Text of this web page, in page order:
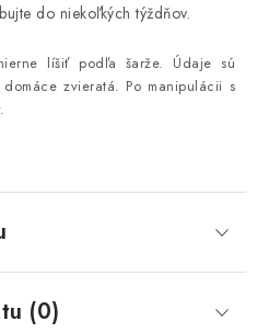
do niekoľkých týždňov.
líšiť podľa šarže. Údaje sú
zvieratá. Po manipulácii s
(0)